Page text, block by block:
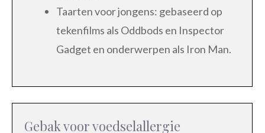
Taarten voor jongens: gebaseerd op
tekenfilms als Oddbods en Inspector
Gadget en onderwerpen als Iron Man.
Gebak voor voedselallergie